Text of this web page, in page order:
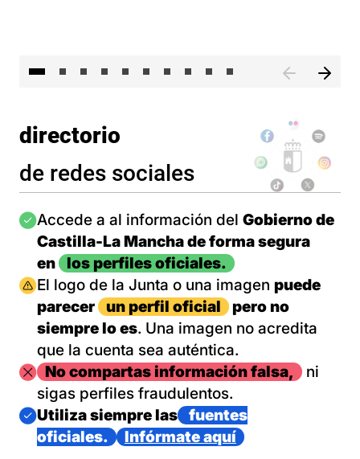
directorio
de redes sociales
Imagen
Accede a al información del Gobierno de
Castilla-La Mancha de forma segura
en
los perfiles oficiales.
Imagen
El logo de la Junta o una imagen puede
parecer
un perfil oficial
pero no
siempre lo es. Una imagen no acredita
que la cuenta sea auténtica.
ImagenNo compartas información falsa,
ni
sigas perfiles fraudulentos.
Imagen
Utiliza siempre las
fuentes
oficiales.
Infórmate aquí